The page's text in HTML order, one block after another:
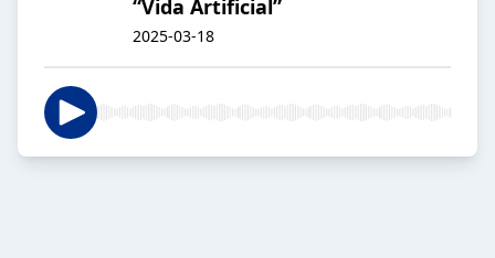
“Vida Artificial”
2025-03-18